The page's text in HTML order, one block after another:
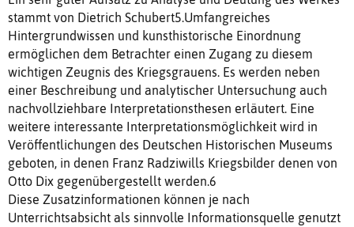
stammt von Dietrich Schubert5.Umfangreiches
Hintergrundwissen und kunsthistorische Einordnung
ermöglichen dem Betrachter einen Zugang zu diesem
wichtigen Zeugnis des Kriegsgrauens. Es werden neben
einer Beschreibung und analytischer Untersuchung auch
nachvollziehbare Interpretationsthesen erläutert. Eine
weitere interessante Interpretationsmöglichkeit wird in
Veröffentlichungen des Deutschen Historischen Museums
geboten, in denen Franz Radziwills Kriegsbilder denen von
Otto Dix gegenübergestellt werden.6
Diese Zusatzinformationen können je nach
Unterrichtsabsicht als sinnvolle Informationsquelle genutzt